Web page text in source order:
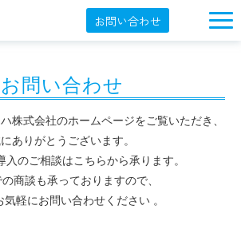
お問い合わせ
製品一覧
展示会・学会
セミナー情報
導入事例
お問い合わせ
株式会社のホームページをご覧いただき、
ありがとうございます。
入のご相談はこちらから承ります。
商談も承っておりますので、
気軽にお問い合わせください 。